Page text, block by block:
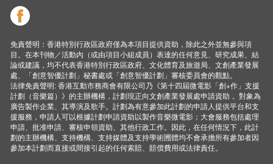
免責聲明：香港特別行政區政府僅為本項目提供資助，除此之外並無參與項
目。在本刊物／活動內（或由項目小組成員）表達的任何意見、研究成果、結
論或建議，均不代表香港特別行政區政府、文化體育及旅遊局、文創產業發展
處、「創意智優計劃」秘書處或「創意智優計劃」審核委員會的觀點。
法律免責聲明: 香港互動市務商會有限公司乃《第十四屆微電影「創+作」支援
計劃（音樂篇）》的主辦機構，計劃現正向文創產業發展處申請資助， 對象為
廣告製作企業、其導演及歌手。計劃為有意參加此計劃的申請人提供平台和支
援服務，申請人可以根據計劃申請資助以製作音樂微電影；大會服務包括處理
申請、批准申請、審核申領資助、其他行政工作。因此，在任何情況下，此計
劃的主辦機構、支持機構、支持媒體及支持學術圑體均不會承擔所有參加者因
參加本計劃而直接或間接引起的任何索賠、賠償費用或法律責任。